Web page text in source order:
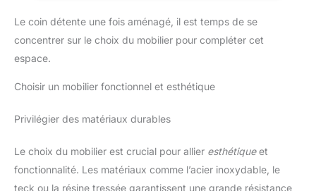
vous relaxant. C'est
l'accessoire parfait pour votre
table de jardin extérieur. UNE
VOTRE EXTÉRIEUR - Intégrez
sa fonctionnalité. Notre chaise
pour compléter tout salon de
confortable.
Le coin détente une fois aménagé, il est temps de se
concentrer sur le choix du mobilier pour compléter cet
espace.
Choisir un mobilier fonctionnel et esthétique
Privilégier des matériaux durables
Le choix du mobilier est crucial pour allier esthétiqueet
fonctionnalité. Les matériaux comme l’acier inoxydable, le
teck ou la résine tressée garantissent une grande résistance